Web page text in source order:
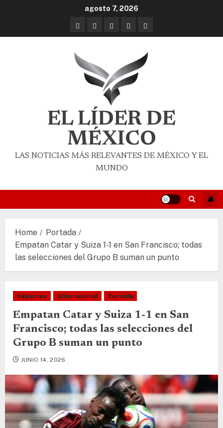
agosto 7, 2026
EL LÍDER DE
MÉXICO
LAS NOTICIAS MÁS RELEVANTES DE MÉXICO Y EL
MUNDO
Home
Portada
Empatan Catar y Suiza 1-1 en San Francisco; todas
las selecciones del Grupo B suman un punto
Deportes Internacional Portada
Empatan Catar y Suiza 1-1 en San
Francisco; todas las selecciones del
Grupo B suman un punto
JUNIO 14, 2026